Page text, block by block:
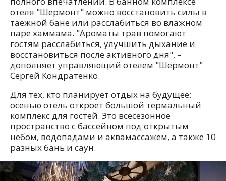
отеля "Шермонт" можно восстановить силы в
таежной бане или расслабиться во влажном
паре хаммама. "Ароматы трав помогают
гостям расслабиться, улучшить дыхание и
восстановиться после активного дня", –
дополняет управляющий отелем "Шермонт"
Сергей Кондратенко.
Для тех, кто планирует отдых на будущее:
осенью отель откроет большой термальный
комплекс для гостей. Это всесезонное
пространство с бассейном под открытым
небом, водопадами и аквамассажем, а также 10
разных бань и саун.